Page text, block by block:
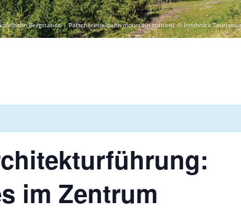
Bergstation | Patscherkofelbahn mountain station| © Innsbruck
im Zentrum